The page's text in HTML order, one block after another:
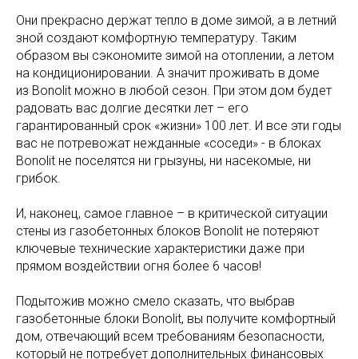
Они прекрасно держат тепло в доме зимой, а в летний
зной создают комфортную температуру. Таким
образом вы сэкономите зимой на отоплении, а летом
на кондиционировании. А значит проживать в доме
из Bonolit можно в любой сезон. При этом дом будет
радовать вас долгие десятки лет – его
гарантированный срок «жизни» 100 лет. И все эти годы
вас не потревожат нежданные «соседи» - в блоках
Bonolit не поселятся ни грызуны, ни насекомые, ни
грибок.
И, наконец, самое главное – в критической ситуации
стены из газобетонных блоков Bonolit не потеряют
ключевые технические характеристики даже при
прямом воздействии огня более 6 часов!
Подытожив можно смело сказать, что выбрав
газобетонные блоки Bonolit, вы получите комфортный
дом, отвечающий всем требованиям безопасности,
который не потребует дополнительных финансовых